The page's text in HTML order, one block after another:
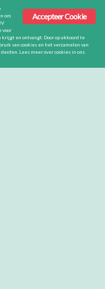
Accepteer Cookie
om
voor
en ontvangt. Door op akkoord te
van cookies en het verzamelen van
Lees meer over cookies in ons